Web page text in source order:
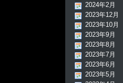
2024年2月
2023年12月
2023年10月
2023年9月
2023年8月
2023年7月
2023年6月
2023年5月